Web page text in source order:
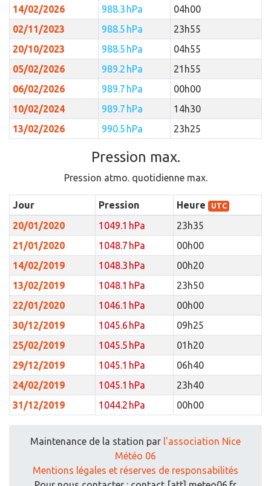
14/02/2026
988.3 hPa
04h00
02/11/2023
988.5 hPa
23h55
20/10/2023
988.5 hPa
04h55
05/02/2026
989.2 hPa
21h55
06/02/2026
989.7 hPa
00h00
10/02/2024
989.7 hPa
14h30
13/02/2026
990.5 hPa 23h25
Pression max.
Pression atmo. quotidienne max.
Jour Pression Heure UTC
20/01/2020 1049.1 hPa
23h35
21/01/2020
1048.7 hPa
00h00
14/02/2019
1048.3 hPa
00h20
13/02/2019
1048.1 hPa
23h50
22/01/2020
1046.1 hPa
00h00
30/12/2019
1045.6 hPa
09h25
25/02/2019
1045.5 hPa
01h20
29/12/2019
1045.1 hPa
06h40
24/02/2019
1045.1 hPa
23h40
31/12/2019
1044.2 hPa 00h00
Maintenance de la station par l'association Nice
Météo 06
Mentions légales et réserves de responsabilités